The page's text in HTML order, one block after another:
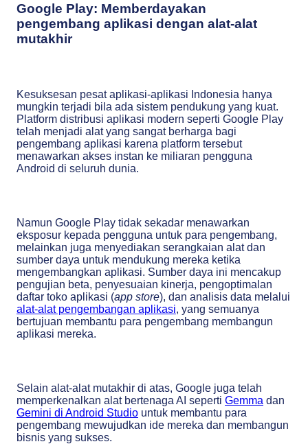
Google Play: Memberdayakan
pengembang aplikasi dengan alat-alat
mutakhir
Kesuksesan pesat aplikasi-aplikasi Indonesia hanya
mungkin terjadi bila ada sistem pendukung yang kuat.
Platform distribusi aplikasi modern seperti Google Play
telah menjadi alat yang sangat berharga bagi
pengembang aplikasi karena platform tersebut
menawarkan akses instan ke miliaran pengguna
Android di seluruh dunia.
Namun Google Play tidak sekadar menawarkan
eksposur kepada pengguna untuk para pengembang,
melainkan juga menyediakan serangkaian alat dan
sumber daya untuk mendukung mereka ketika
mengembangkan aplikasi. Sumber daya ini mencakup
pengujian beta, penyesuaian kinerja, pengoptimalan
daftar toko aplikasi (app store), dan analisis data melalui
alat-alat pengembangan aplikasi, yang semuanya
bertujuan membantu para pengembang membangun
aplikasi mereka.
Selain alat-alat mutakhir di atas, Google juga telah
memperkenalkan alat bertenaga AI seperti Gemma dan
Gemini di Android Studio untuk membantu para
pengembang mewujudkan ide mereka dan membangun
bisnis yang sukses.